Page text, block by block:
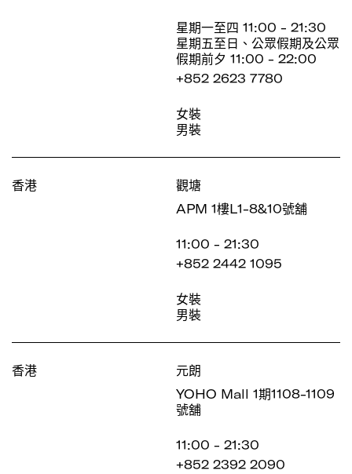
星期一至四 11:00 - 21:30
星期五至日、公眾假期及公眾
假期前夕 11:00 - 22:00
+852 2623 7780
女裝
男裝
香港
觀塘
APM 1樓L1-8&10號舖
11:00 - 21:30
+852 2442 1095
女裝
男裝
香港
元朗
YOHO Mall 1期1108-1109
號舖
11:00 - 21:30
+852 2392 2090